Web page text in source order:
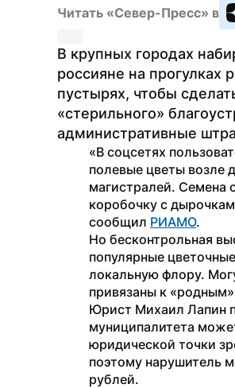
Читать «Север-Пресс» в
В крупных городах
россияне на прогулках
пустырях, чтобы
«стерильного»
административные
«В соцсетях
полевые цветы возле
магистралей. Семена
коробочку с
сообщил РИАМО.
Но бесконтрольная
популярные
локальную флору.
привязаны к
Юрист Михаил Лапин
муниципалитета
юридической точки
поэтому нарушитель
рублей.